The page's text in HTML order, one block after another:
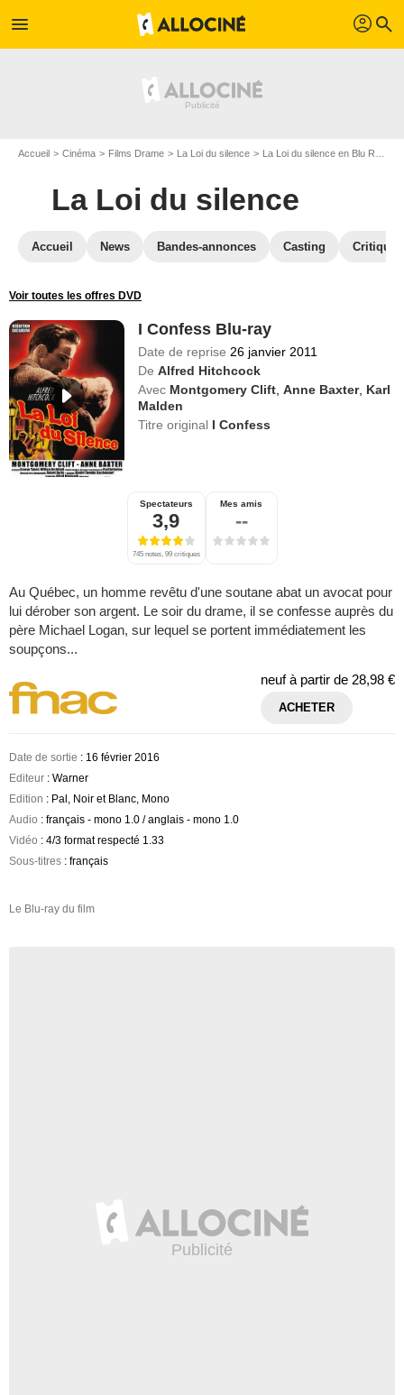
menu profil search
Accueil Cinéma Films Drame La Loi du silence La Loi du silence en Blu Ray
La Loi du silence
Accueil News Bandes-annonces Casting
Voir toutes les offres DVD
I Confess Blu-ray
Date de reprise 26 janvier 2011
De Alfred Hitchcock
Avec Montgomery Clift ,Anne Baxter, Karl
Malden
Titre original I Confess
Spectateurs
3,9
745 notes, 99 critiques
Mes amis
--
Au Québec, un homme revêtu d'une soutane abat un avocat pour
lui dérober son argent. Le soir du drame, il se confesse auprès du
père Michael Logan, sur lequel se portent immédiatement les
soupçons...
neuf à partir de 28,98 €
ACHETER
Date de sortie : 16 février 2016
Editeur : Warner
Edition : Pal, Noir et Blanc, Mono
Audio : français - mono 1.0 / anglais - mono 1.0
Vidéo : 4/3 format respecté 1.33
Sous-titres : français
Le Blu-ray du film